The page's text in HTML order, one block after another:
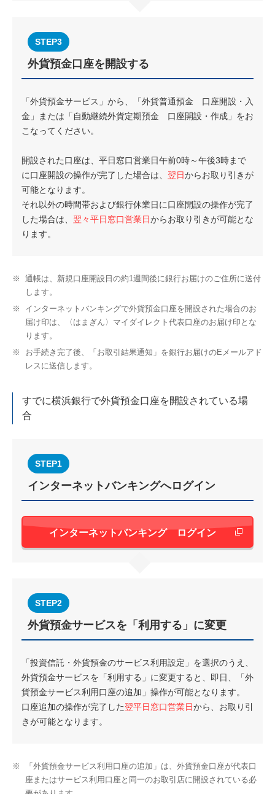
STEP3
外貨預金口座を開設する
「外貨預金サービス」から、「外貨普通預金 口座開設・入
金」または「自動継続外貨定期預金 口座開設・作成」をお
こなってください。
開設された口座は、平日窓口営業日午前0時～午後3時まで
に口座開設の操作が完了した場合は、 翌日からお取り引きが
可能となります。
それ以外の時間帯および銀行休業日に口座開設の操作が完了
した場合は、 翌々平日窓口営業日からお取り引きが可能とな
ります。
※
通帳は、新規口座開設日の約1週間後に銀行お届けのご住所に送付
します。
※
インターネットバンキングで外貨預金口座を開設された場合のお
届け印は、〈はまぎん〉マイダイレクト代表口座のお届け印とな
ります。
※
お手続き完了後、「お取引結果通知」を銀行お届けのEメールアド
レスに送信します。
すでに横浜銀行で外貨預金口座を開設されている場
合
STEP1
インターネットバンキングへログイン
インターネットバンキング ログイン 新しいウィン
STEP2
外貨預金サービスを「利用する」に変更
「投資信託・外貨預金のサービス利用設定」を選択のうえ、
外貨預金サービスを「利用する」に変更すると、即日、「外
貨預金サービス利用口座の追加」操作が可能となります。
口座追加の操作が完了した翌平日窓口営業日から、お取り引
きが可能となります。
※
「外貨預金サービス利用口座の追加」は、外貨預金口座が代表口
座またはサービス利用口座と同一のお取引店に開設されている必